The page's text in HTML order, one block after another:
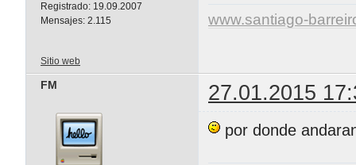
Registrado: 19.09.2007
Mensajes: 2.115 www.santiago-
Sitio web
FM 27.01.2015
por donde